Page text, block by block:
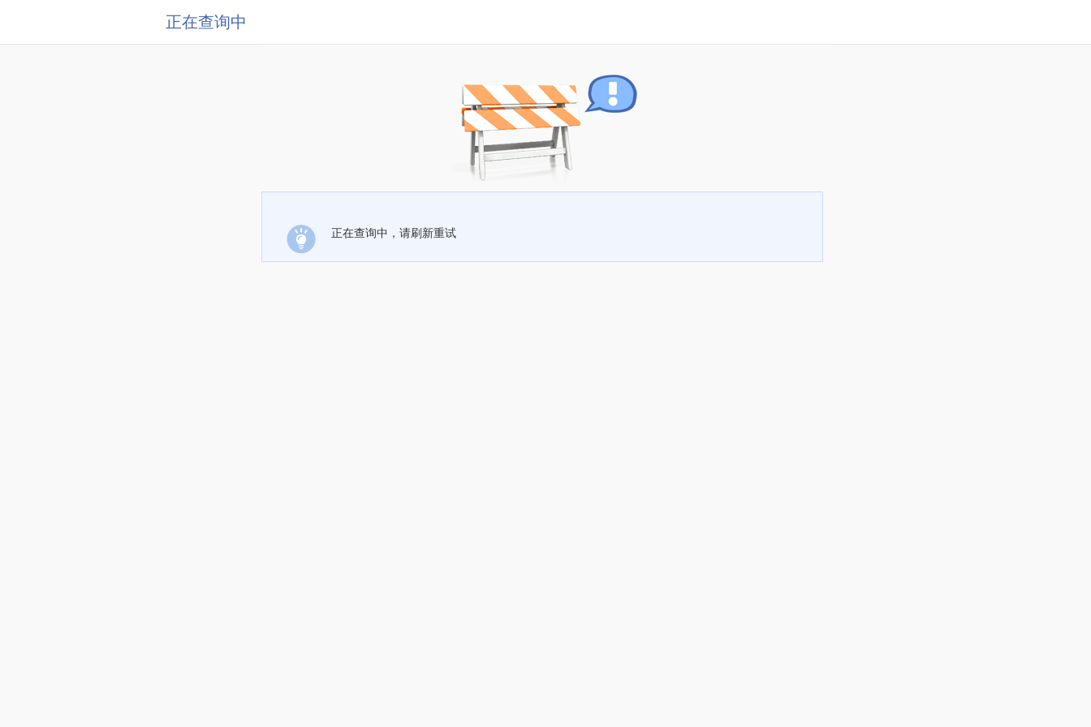
正在查询中
正在查询中，请刷新重试